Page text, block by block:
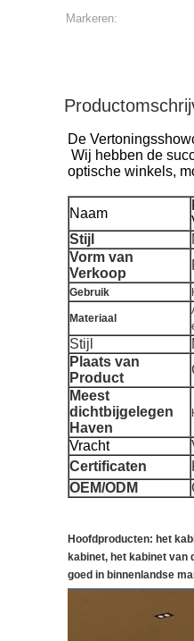
Markeren:
De
Wij hebben de
optische winkels,
Naam
Stijl
Vorm van
Verkoop
Gebruik
Materiaal
Stijl
Plaats van
Product
Meest
dichtbijgelegen
Haven
Vracht
Certificaten
OEM/ODM
Hoofdproducten: het
kabinet, het kabinet van
goed in binnenlandse